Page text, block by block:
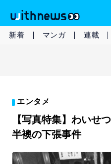
新着 マンガ 連載
エンタメ
【写真特集】わいせ
半襖の下張事件